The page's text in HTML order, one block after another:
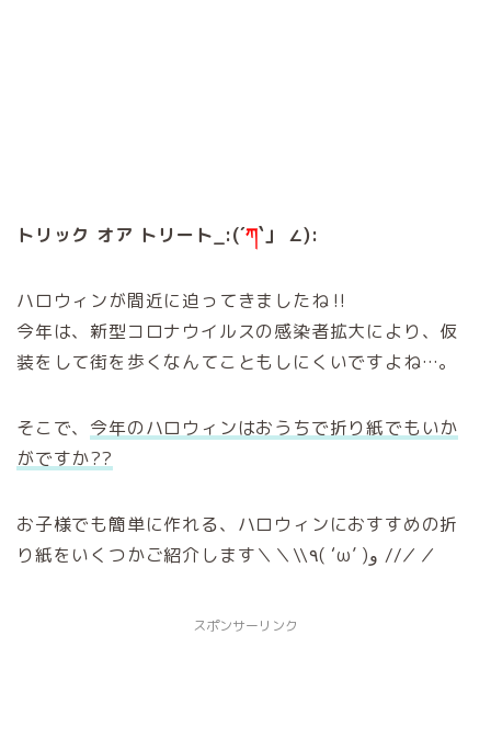
トリック オア トリート_:(´ཀ`」 ∠):
ハロウィンが間近に迫ってきましたね‼︎
今年は、新型コロナウイルスの感染者拡大により、仮
装をして街を歩くなんてこともしにくいですよね…。
そこで、 今年のハロウィンはおうちで折り紙でもいか
がですか??
お子様でも簡単に作れる、ハロウィンにおすすめの折
り紙をいくつかご紹介します＼＼\\٩( ‘ω’ )و //／／
スポンサーリンク